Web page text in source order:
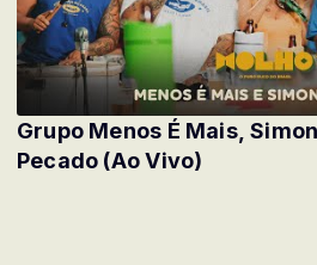
Grupo Menos É Mais,
Pecado (Ao Vivo)